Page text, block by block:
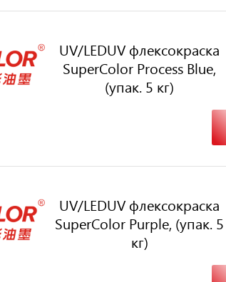
UV/LEDUV флексокраска
SuperColor Process Blue,
(упак. 5 кг)
UV/LEDUV флексокраска
SuperColor Purple, (упак. 5
кг)